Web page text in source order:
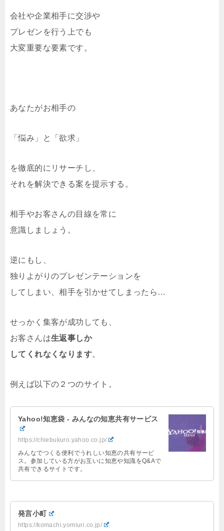
会社や企業相手に交渉や
プレゼンを行う上でも
大変重要な要素です。
あなたがお相手の
「悩み」と「欲求」
を徹底的にリサーチし、
それを解決できる案を提示する。
相手やお客さんの目線を常に
意識しましょう。
逆にもし、
独りよがりのプレゼンテーションを
してしまい、相手を引かせてしまったら…
せっかく集客が成功しても、
お客さんは生返事しか
してくれなくなります。
例えば以下の２つのサイト。
Yahoo!知恵袋 - みんなの知恵共有サービス
https://chiebukuro.yahoo.co.jp/
みんなでつくる便利でうれしい知恵の共有サービ
ス。参加している方がお互いに知恵や知識をQ&Aで
共有できるサイトです。
発言小町
https://komachi.yomiuri.co.jp/